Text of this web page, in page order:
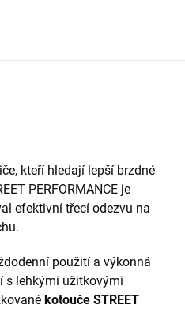
kteří hledají lepší brzdné
PERFORMANCE je
efektivní třecí odezvu na
použití a výkonná
s lehkými užitkovými
kotouče STREET